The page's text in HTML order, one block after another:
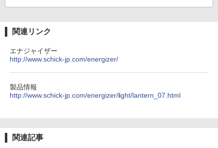
関連リンク
エナジャイザー
http://www.schick-jp.com/energizer/
製品情報
http://www.schick-jp.com/energizer/light/lantern_07.html
関連記事